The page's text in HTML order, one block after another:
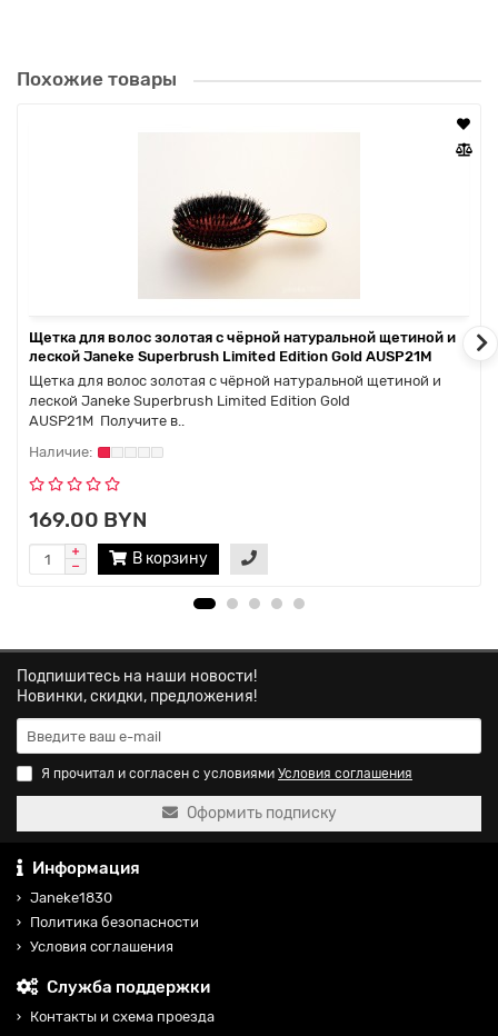
горизонты для Ваших творческих укладок. У расчески
происходит за несколько мгновений без всякого вреда для
Похожие товары
Щетка для волос золотая с чёрной натуральной щетиной и
леской Janeke Superbrush Limited Edition Gold AUSP21M
Щетка для волос золотая с чёрной натуральной щетиной и
леской Janeke Superbrush Limited Edition Gold
AUSP21M Получите в..
169.00 BYN
В корзину
Подпишитесь на наши новости!
Новинки, скидки, предложения!
Я прочитал и согласен с условиями Условия соглашения
Оформить подписку
Информация
Janeke1830
Политика безопасности
Условия соглашения
Служба поддержки
Контакты и схема проезда